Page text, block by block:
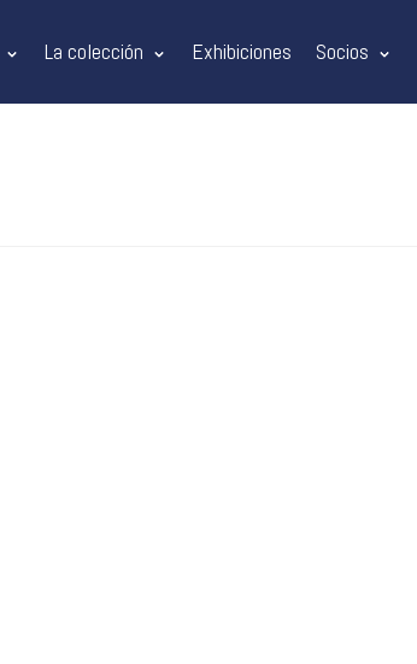
La colección Exhibiciones Socios